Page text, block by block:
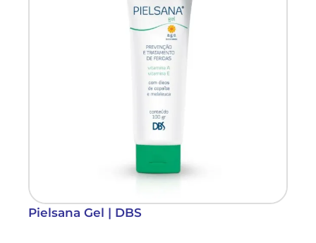
Pielsana Gel | DBS